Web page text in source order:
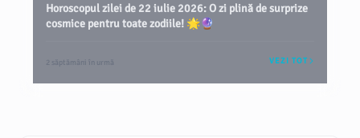
Horoscopul zilei de 22 iulie 2026: O zi plină de surprize
cosmice pentru toate zodiile! 🌟🔮
2 săptămâni în urmă VEZI TOT